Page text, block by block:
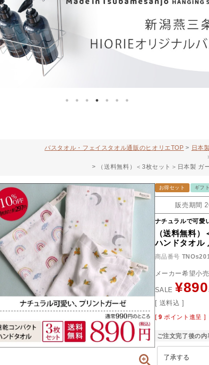
バスタオル・フェイスタオル通販のヒオリエTOP 日本
（送料無料）＜3枚セット＞日本製
お得セット ギフ
販売期間
ナチュラルで可愛
（送料無料
ハンドタオル
商品番号
メーカー希望小
SALE ¥890
送料込
[ 9 ポイント進呈 ]
ご注文完了後の